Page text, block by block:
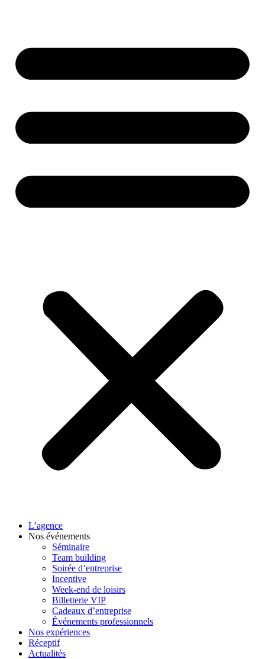
L’agence
Nos événements
Séminaire
Team building
Soirée d’entreprise
Incentive
Week-end de loisirs
Billetterie VIP
Cadeaux d’entreprise
Événements professionnels
Nos expériences
Réceptif
Actualités